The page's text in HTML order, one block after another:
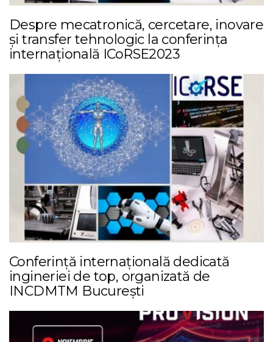
Despre mecatronică, cercetare, inovare
și transfer tehnologic la conferința
internațională ICoRSE2023
Conferință internațională dedicată
ingineriei de top, organizată de
INCDMTM București